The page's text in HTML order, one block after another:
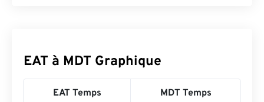
EAT à MDT Graphique
EAT Temps MDT Temps